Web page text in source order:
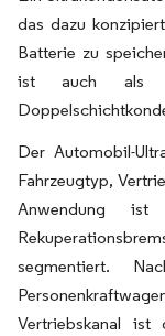
das dazu
Batterie zu
ist auch als
Der Automobil-
Fahrzeugtyp,
Anwendung
segmentiert.
Vertriebskanal